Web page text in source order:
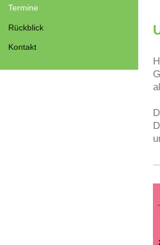
Termine
Rückblick
Kontakt